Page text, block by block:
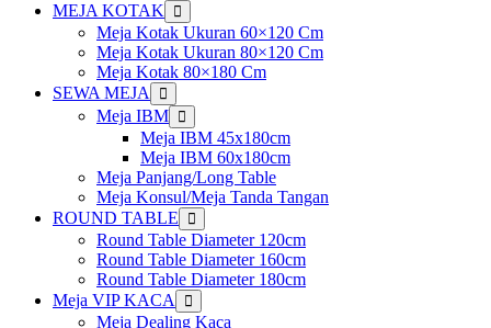
MEJA KOTAK
Show
sub
menu
Meja Kotak Ukuran 60×120 Cm
Meja Kotak Ukuran 80×120 Cm
Meja Kotak 80×180 Cm
SEWA MEJA
Show
sub
menu
Meja IBM Show
sub
menu
Meja IBM 45x180cm
Meja IBM 60x180cm
Meja Panjang/Long Table
Meja Konsul/Meja Tanda Tangan
ROUND TABLE
Show
sub
menu
Round Table Diameter 120cm
Round Table Diameter 160cm
Round Table Diameter 180cm
Meja VIP KACA
Show
sub
Meja Dealing Kaca